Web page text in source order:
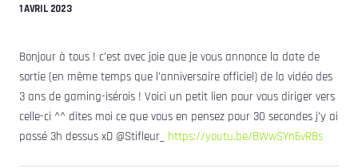
1 AVRIL 2023
Bonjour à tous ! c’est avec joie que je vous annonce la date de
sortie (en même temps que l’anniversaire officiel) de la vidéo des
3 ans de gaming-isérois ! Voici un petit lien pour vous diriger vers
celle-ci ^^ dites moi ce que vous en pensez pour 30 secondes j’y ai
passé 3h dessus xD @Stifleur_ https://youtu.be/BWwSYn6vRBs